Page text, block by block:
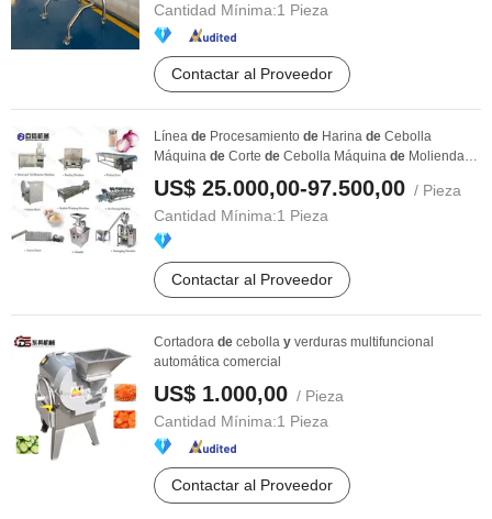
Cantidad Mínima:1 Pieza
Contactar al Proveedor
Línea de Procesamiento de Harina de Cebolla
Máquina de Corte de Cebolla Máquina de Molienda
US$ 25.000,00-97.500,00 / Pieza
Cantidad Mínima:1 Pieza
Contactar al Proveedor
Cortadora de cebolla y verduras multifuncional
automática comercial
US$ 1.000,00 / Pieza
Cantidad Mínima:1 Pieza
Contactar al Proveedor